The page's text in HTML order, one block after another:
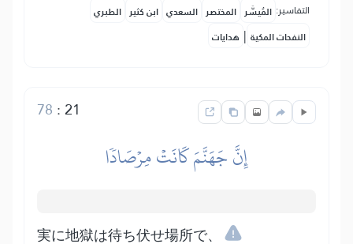
التفاسير: المُيسَّر المختصر السعدي ابن كثير الطبري
النفحات المكية | هدايات
21
:
78
إِنَّ جَهَنَّمَ كَانَتۡ مِرۡصَادٗا
実に地獄は待ち伏せ場所で、